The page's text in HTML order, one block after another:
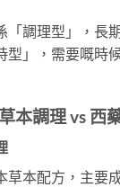
「調理型」，長
型」，需要嘅時
本調理 vs 西
草本配方，主要